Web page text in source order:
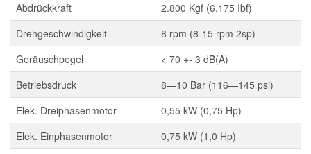
Abdrückkraft
2.800 Kgf (6.175 Ibf)
Drehgeschwindigkeit
8 rpm (8-15 rpm 2sp)
Geräuschpegel
< 70 +- 3 dB(A)
Betriebsdruck
8—10 Bar (116—145 psi)
Elek. Dreiphasenmotor
0,55 kW (0,75 Hp)
Elek. Einphasenmotor
0,75 kW (1,0 Hp)